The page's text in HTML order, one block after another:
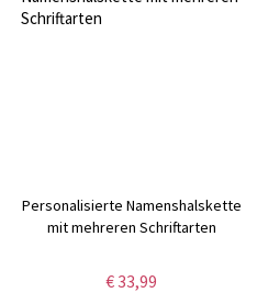
Personalisierte Namenshalskette
mit mehreren Schriftarten
€ 33,99